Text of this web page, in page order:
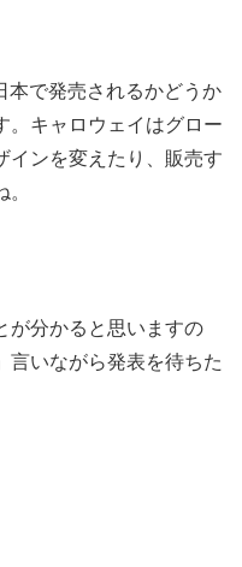
で発売されるかどうか
。キャロウェイはグロー
インを変えたり、販売す
が分かると思いますの
言いながら発表を待ちた